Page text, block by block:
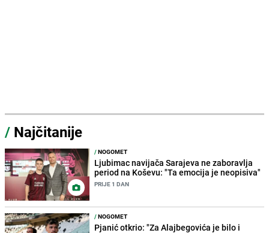
/ Najčitanije
/NOGOMET
Ljubimac navijača Sarajeva ne zaboravlja
period na Koševu: "Ta emocija je neopisiva"
PRIJE 1 DAN
/NOGOMET
Pjanić otkrio: "Za Alajbegovića je bilo i